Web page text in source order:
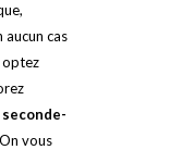
aucun cas
optez
vous